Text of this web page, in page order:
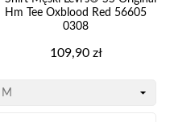
Hm Tee Oxblood Red 56605
0308
Cena
109,90 zł